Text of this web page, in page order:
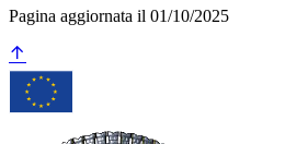
Pagina aggiornata il 01/10/2025